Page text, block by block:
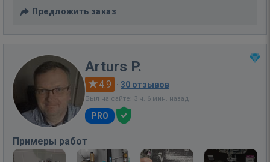
Предложить заказ
Arturs P.
4.9 · 30 отзывов
Был на сайте: 3 ч. 6 мин. назад
PRO
Примеры работ